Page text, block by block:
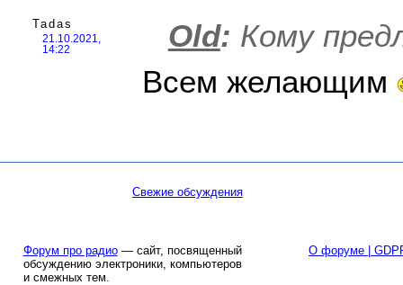
Tadas
21.10.2021,
14:22
Old: Кому
Всем желающим
Свежие обсуждения
Форум про радио— сайт, посвященный
обсуждению электроники, компьютеров
и смежных тем.
О форуме |